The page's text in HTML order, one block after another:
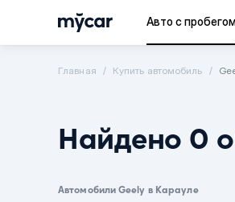
Авто с
Главная Купить автомобиль
Найдено 0
Автомобили Geely в Карауле